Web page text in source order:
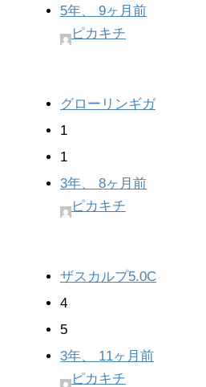
5年、 9ヶ月前
ピカキチ
グローリンギガ
1
1
3年、 8ヶ月前
ピカキチ
ザスカルプ5.0C
4
5
3年、 11ヶ月前
ピカキチ